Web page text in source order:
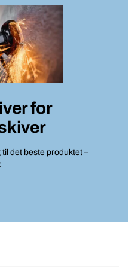
for
det beste produktet –